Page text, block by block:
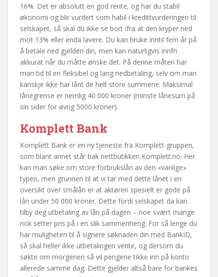
16%. Det er absolutt en god rente, og har du stabil
økonomi og blir vurdert som habil i kredittvurderingen til
selskapet, så skal du ikke se bort ifra at den kryper ned
mot 13% eller enda lavere. Du kan bruke inntil fem år på
å betale ned gjelden din, men kan naturligvis innfri
akkurat når du måtte ønske det. På denne måten har
man tid til en fleksibel og lang nedbetaling, selv om man
kanskje ikke har lånt de helt store summene. Maksimal
lånegrense er nemlig 40 000 kroner (minste lånesum på
sin sider for øvrig 5000 kroner).
Komplett Bank
Komplett Bank er en ny tjeneste fra Komplett-gruppen,
som blant annet står bak nettbutikken Komplett.no. Her
kan man søke om store forbrukslån av den «vanlige»
typen, men grunnen til at vi tar med dette lånet i en
oversikt over smålån er at aktøren spesielt er gode på
lån under 50 000 kroner. Dette fordi selskapet da kan
tilby deg utbetaling av lån på dagen – noe svært mange
nok setter pris på i en slik sammenheng. For så lenge du
har muligheten til å signere søknaden din med BankID,
så skal heller ikke utbetalingen vente, og dersom du
søkte om morgenen så vil pengene tikke inn på konto
allerede samme dag. Dette gjelder altså bare for bankes